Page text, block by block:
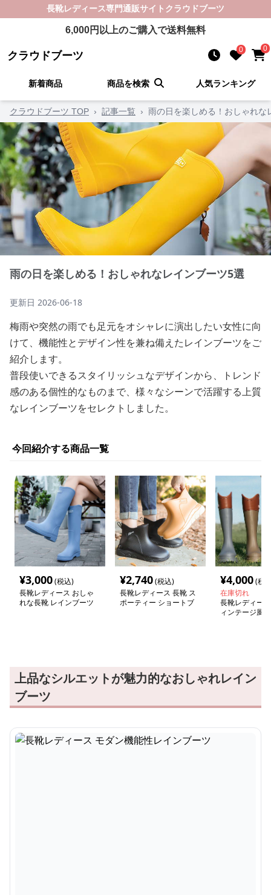
長靴レディース専門通販サイト クラウドブーツ
6,000円以上のご購入で送料無料
クラウドブーツ 0 0
新着商品 商品を検索 人気ランキング
クラウドブーツ TOP › 記事一覧 › 雨の日を楽しめる！おしゃれな
雨の日を楽しめる！おしゃれなレインブーツ5選
更新日 2026-06-18
梅雨や突然の雨でも足元をオシャレに演出したい女性に向
けて、機能性とデザイン性を兼ね備えたレインブーツをご
紹介します。
普段使いできるスタイリッシュなデザインから、トレンド
感のある個性的なものまで、様々なシーンで活躍する上質
なレインブーツをセレクトしました。
今回紹介する商品一覧
¥3,000(税込)
長靴レディース おしゃ
れな長靴 レインブーツ
¥2,740(税込)
長靴レディース 長靴 ス
ポーティー ショートブ
¥4,000(税
在庫切れ
長靴レディー
ィンテージ風
上品なシルエットが魅力的なおしゃれレイン
ブーツ